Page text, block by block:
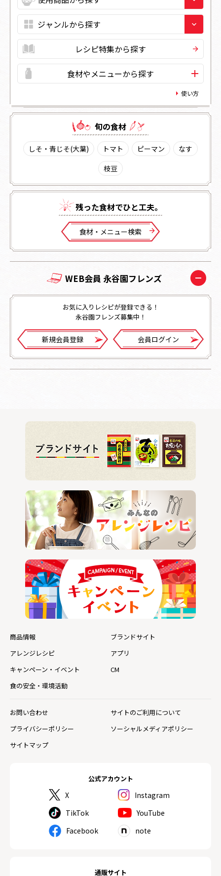
レシピ特集から探す
食材やメニューから探す
使い方
旬の⾷材
しそ・青じそ(大葉) トマト ピーマン
なす
枝豆
残った⾷材でひと⼯夫。
⾷材・メニュー検索
WEB会員 永谷園フレンズ
お気に入りレシピが登録できる！
永谷園フレンズ募集中！
新規会員登録 会員ログイン
公式アカウント
X
Instagram
TikTok
YouTube
Facebook
note
通販サイト
商品情報
ブランドサイト
アレンジレシピ
アプリ
キャンペーン・イベント
CM
食の安全・環境活動
お問い合わせ
サイトのご利用について
プライバシーポリシー
ソーシャルメディアポリシー
サイトマップ